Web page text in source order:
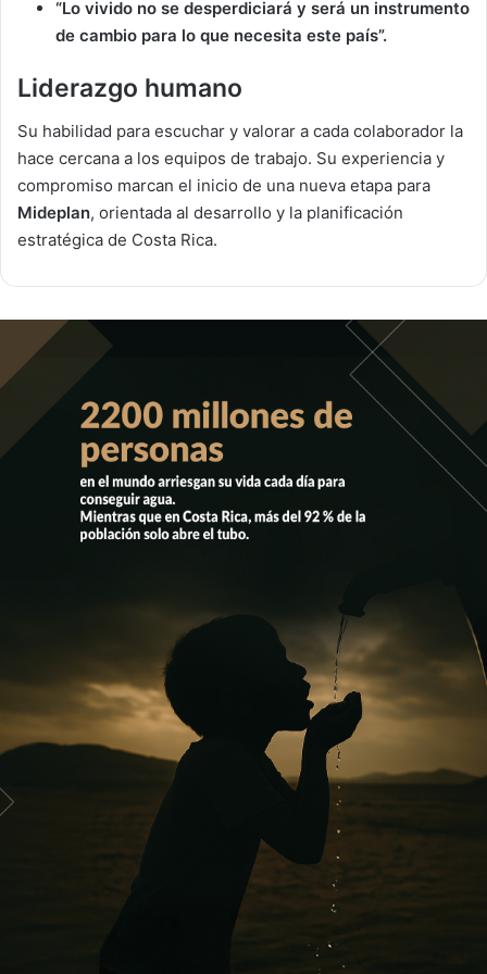
“Lo vivido no se desperdiciará y será un instrumento
de cambio para lo que necesita este país”.
Liderazgo humano
Su habilidad para escuchar y valorar a cada colaborador la
hace cercana a los equipos de trabajo. Su experiencia y
compromiso marcan el inicio de una nueva etapa para
Mideplan, orientada al desarrollo y la planificación
estratégica de Costa Rica.